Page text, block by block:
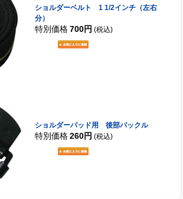
ショルダーベルト 1 1/2インチ（左右
分）
特別価格 700円 (税込)
ショルダーパッド用 後部バックル
特別価格 260円 (税込)